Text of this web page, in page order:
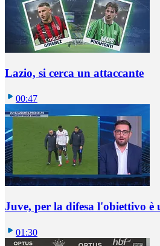
Lazio, si cerca un attaccante
00:47
Juve, per la difesa l'obiettivo è
01:30